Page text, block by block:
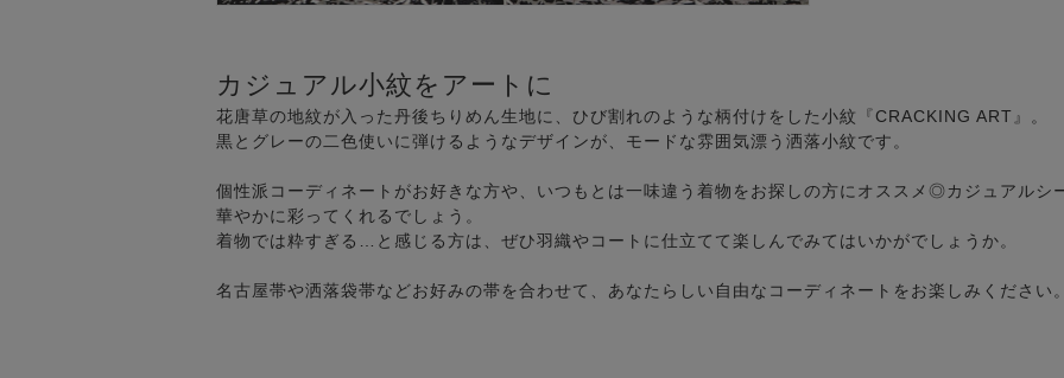
カジュアル小紋をアートに
花唐草の地紋が入った丹後ちりめん生地に、ひび割れのような柄付けをした小紋『CRACKING ART』。
黒とグレーの二色使いに弾けるようなデザインが、モードな雰囲気漂う洒落小紋です。
個性派コーディネートがお好きな方や、いつもとは一味違う着物をお探しの方にオススメ◎カジュアルシ
華やかに彩ってくれるでしょう。
着物では粋すぎる…と感じる方は、ぜひ羽織やコートに仕立てて楽しんでみてはいかがでしょうか。
名古屋帯や洒落袋帯などお好みの帯を合わせて、あなたらしい自由なコーディネートをお楽しみください